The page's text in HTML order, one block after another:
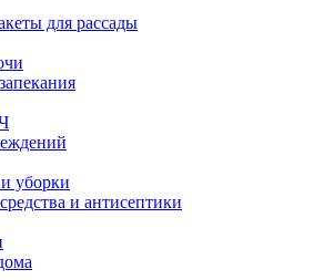
для рассады
уборки
и антисептики